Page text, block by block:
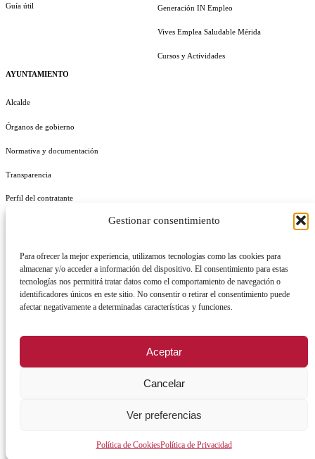
Gestionar consentimiento
Para ofrecer la mejor experiencia, utilizamos tecnologías como las cookies para
almacenar y/o acceder a información del dispositivo. El consentimiento para estas
tecnologías nos permitirá tratar datos como el comportamiento de navegación o
identificadores únicos en este sitio. No consentir o retirar el consentimiento puede
afectar negativamente a determinadas características y funciones.
Aceptar
Cancelar
Ver preferencias
Política de CookiesPolítica de Privacidad
Guía útil
AYUNTAMIENTO
Alcalde
Órganos de gobierno
Normativa y documentación
Transparencia
Perfil del contratante
Generación IN Empleo
Vives Emplea Saludable Mérida
Cursos y Actividades
REGISTRO DE ACTIVIDADES DE TRATAMIENTO